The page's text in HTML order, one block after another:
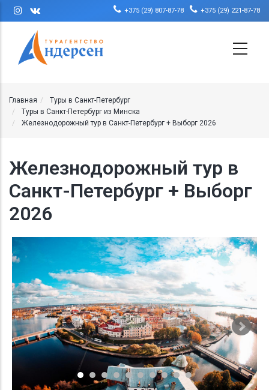
Перейти к основному содержанию
+375 (29) 807-87-78 +375 (29) 221-87-78
Главная
Туры в Санкт-Петербург
Туры в Санкт-Петербург из Минска
Железнодорожный тур в Санкт-Петербург + Выборг 2026
Железнодорожный тур в
Санкт-Петербург + Выборг
2026